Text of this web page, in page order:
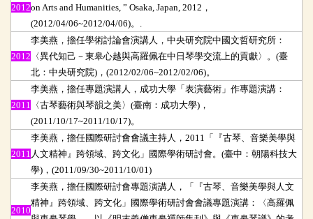
2012on Arts and Humanities, ” Osaka, Japan, 2012，
(2012/04/06~2012/04/06)。.
2012
李美燕，擔任學術討論會演講人，中央研究院中國文哲研究所：
〈異代知己－東皋心越與高羅佩在中日琴學交流上的貢獻〉。(臺
北：中央研究院)，(2012/02/06~2012/02/06)。
2011
李美燕，擔任專題演講人，成功大學「表演藝術」作專題演講：
〈古琴藝術與琴韻之美〉(臺南：成功大學)，
(2011/10/17~2011/10/17)。
2011
李美燕，擔任國際研討會會議主持人，2011「『古琴、音樂美學與
人文精神』跨領域、跨文化」國際學術研討會。(臺中：朝陽科技大
學)，(2011/09/30~2011/10/01)
2010
李美燕，擔任國際研討會專題演講人，「『古琴、音樂美學與人文
精神』跨領域、跨文化」國際學術研討會會議專題演講：〈高羅佩